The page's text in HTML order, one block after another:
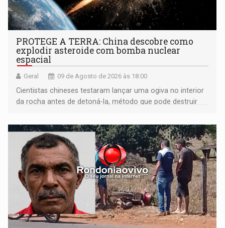
PROTEGE A TERRA: China descobre como
explodir asteroide com bomba nuclear
espacial
Geral 09 de Agosto de 2026 às 18:00
Cientistas chineses testaram lançar uma ogiva no interior
da rocha antes de detoná-la, método que pode destruir